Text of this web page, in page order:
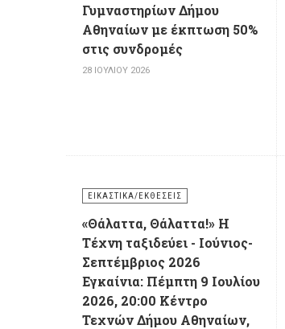
Γυμναστηρίων Δήμου
Αθηναίων με έκπτωση 50%
στις συνδρομές
28 ΙΟΥΛΊΟΥ 2026
ΕΙΚΑΣΤΙΚΆ/ΕΚΘΈΣΕΙΣ
«Θάλαττα, Θάλαττα!» Η
Τέχνη ταξιδεύει - Ιούνιος-
Σεπτέμβριος 2026
Εγκαίνια: Πέμπτη 9 Ιουλίου
2026, 20:00 Κέντρο
Τεχνών Δήμου Αθηναίων,